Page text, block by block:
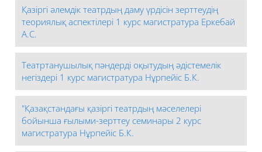
Қазіргі әлемдік театрдың даму үрдісін зерттеудің
теориялық аспектілері 1 курс магистратура Еркебай
А.С.
Театртанушылық пәндерді оқытудың әдістемелік
негіздері 1 курс магистратура Нұрпейіс Б.К.
"Қазақстандағы қазіргі театрдың мәселелері
бойынша ғылыми-зерттеу семинары 2 курс
магистратура Нұрпейіс Б.К.